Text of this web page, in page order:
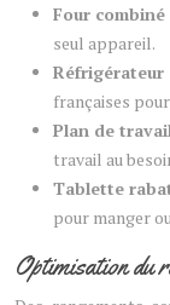
Four combiné
seul appareil.
Réfrigérateur
françaises
Plan de
travail au
Tablette
pour manger
Optimisation du